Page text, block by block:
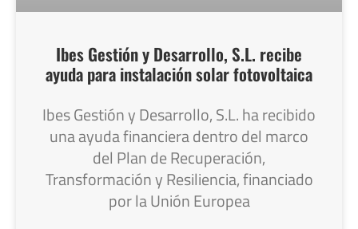
Ibes Gestión y Desarrollo, S.L. recibe
ayuda para instalación solar fotovoltaica
Ibes Gestión y Desarrollo, S.L. ha recibido
una ayuda financiera dentro del marco
del Plan de Recuperación,
Transformación y Resiliencia, financiado
por la Unión Europea